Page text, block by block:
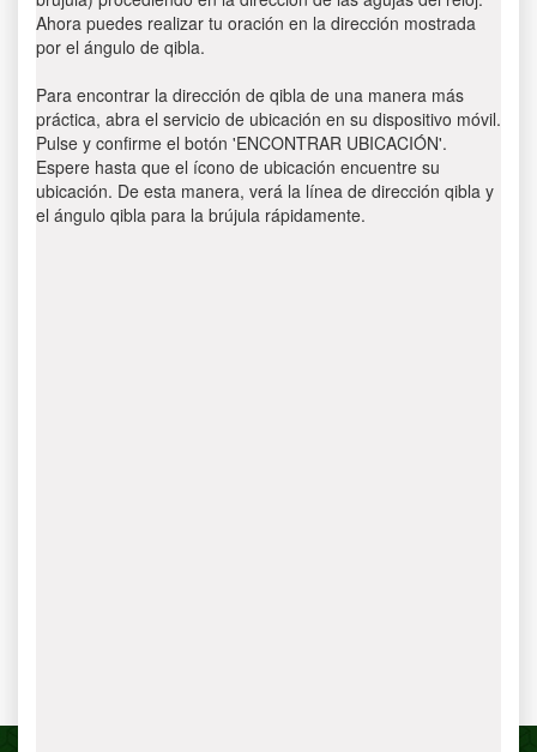
Ahora puedes realizar tu oración en la dirección mostrada
por el ángulo de qibla.
Para encontrar la dirección de qibla de una manera más
práctica, abra el servicio de ubicación en su dispositivo móvil.
Pulse y confirme el botón 'ENCONTRAR UBICACIÓN'.
Espere hasta que el ícono de ubicación encuentre su
ubicación. De esta manera, verá la línea de dirección qibla y
el ángulo qibla para la brújula rápidamente.